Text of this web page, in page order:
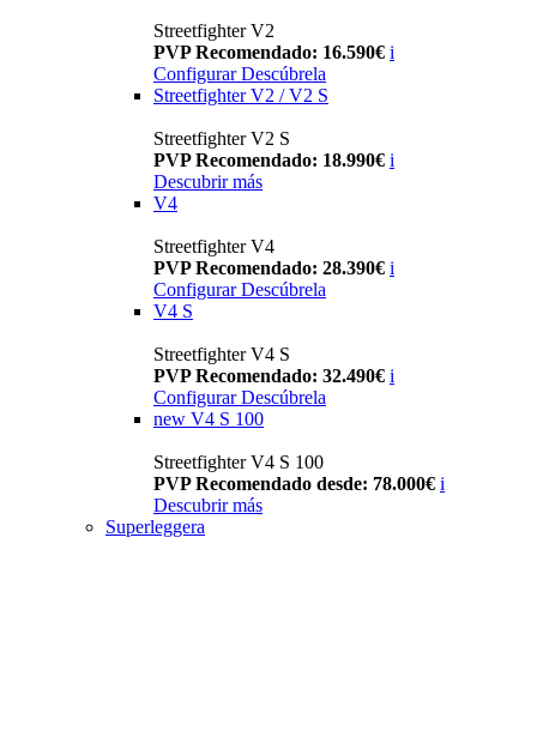
Streetfighter V2
PVP Recomendado: 16.590€ i
Configurar Descúbrela
Streetfighter V2 / V2 S
Streetfighter V2 S
PVP Recomendado: 18.990€ i
Descubrir más
V4
Streetfighter V4
PVP Recomendado: 28.390€ i
Configurar Descúbrela
V4 S
Streetfighter V4 S
PVP Recomendado: 32.490€ i
Configurar Descúbrela
new V4 S 100
Streetfighter V4 S 100
PVP Recomendado desde: 78.000€ i
Descubrir más
Superleggera